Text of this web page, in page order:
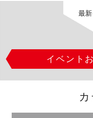
最
イベント